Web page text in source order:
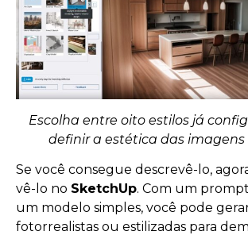
Escolha entre oito estilos já
definir a estética das imagens
Se você consegue descrevê-lo,
vê-lo no SketchUp. Com um
um modelo simples, você pode
fotorrealistas ou estilizadas para